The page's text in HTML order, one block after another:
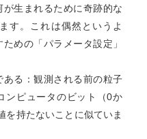
生まれるために奇跡的な
す。これは偶然というよ
めの「パラメータ設定」
ある：観測される前の粒子
ンピュータのビット（0か
を持たないことに似ていま